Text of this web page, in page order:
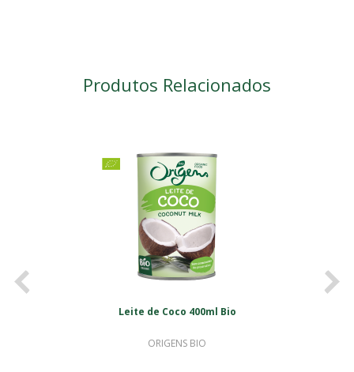
Produtos Relacionados
Leite de Coco 400ml Bio
ORIGENS BIO